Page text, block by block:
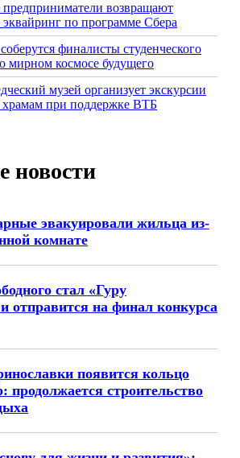
предприниматели возвращают
по программе Сбера
финалисты студенческого
мирном космосе будущего
музей организует экскурсии
при поддержке ВТБ
новости
эвакуировали жильца из-
комнате
стал «Гуру
отправится на финал конкурса
появится кольцо
продолжается строительство